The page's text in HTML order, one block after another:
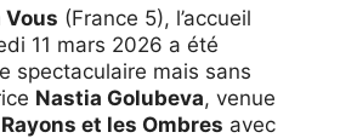
Vous (France 5), l’accueil
11 mars 2026 a été
spectaculaire mais sans
Nastia Golubeva, venue
et les Ombres avec